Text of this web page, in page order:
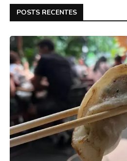
POSTS RECENTES